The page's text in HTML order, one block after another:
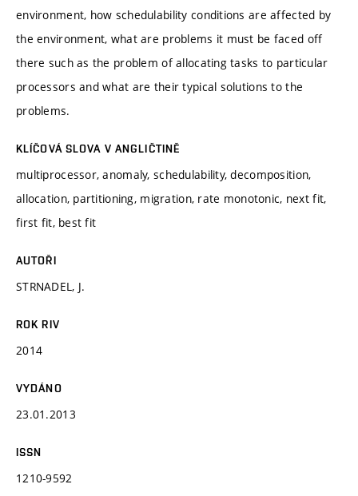
environment, how schedulability conditions are affected by
the environment, what are problems it must be faced off
there such as the problem of allocating tasks to particular
processors and what are their typical solutions to the
problems.
KLÍČOVÁ SLOVA V ANGLIČTINĚ
multiprocessor, anomaly, schedulability, decomposition,
allocation, partitioning, migration, rate monotonic, next fit,
first fit, best fit
AUTOŘI
STRNADEL, J.
ROK RIV
2014
VYDÁNO
23.01.2013
ISSN
1210-9592